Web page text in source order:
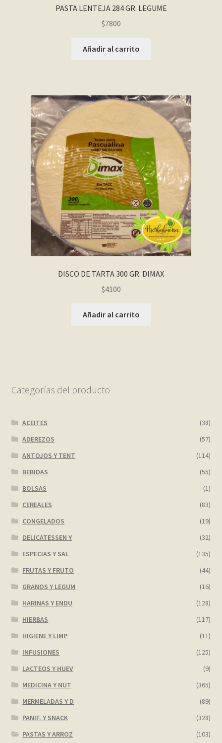
PASTA LENTEJA 284 GR. LEGUME
$7800
Añadir al carrito
DISCO DE TARTA 300 GR. DIMAX
$4100
Añadir al carrito
Categorías del producto
ACEITES
(38)
ADEREZOS
(57)
ANTOJOS Y TENT
(114)
BEBIDAS
(55)
BOLSAS
(1)
CEREALES
(83)
CONGELADOS
(19)
DELICATESSEN Y
(32)
ESPECIAS Y SAL
(135)
FRUTAS Y FRUTO
(44)
GRANOS Y LEGUM
(16)
HARINAS Y ENDU
(128)
HIERBAS
(117)
HIGIENE Y LIMP
(11)
INFUSIONES
(125)
LACTEOS Y HUEV
(9)
MEDICINA Y NUT
(365)
MERMELADAS Y D
(89)
PANIF. Y SNACK
(328)
PASTAS Y ARROZ
(103)